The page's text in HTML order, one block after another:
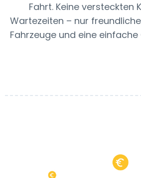
Fahrt. Keine versteckten
Wartezeiten – nur
Fahrzeuge und eine